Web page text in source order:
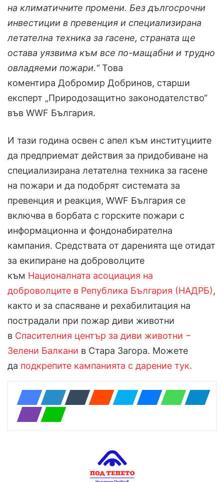
на климатичните промени. Без дългосрочни
инвестиции в превенция и специализирана
летателна техника за гасене, страната ще
остава уязвима към все по-мащабни и трудно
овладяеми пожари.“Това
коментира Добромир Добринов, старши
експерт „Природозащитно законодателство“
във WWF България.
И тази година освен с апел към институциите
да предприемат действия за придобиване на
специализирана летателна техника за гасене
на пожари и да подобрят системата за
превенция и реакция, WWF България се
включва в борбата с горските пожари с
информационна и фондонабирателна
кампания. Средствата от даренията ще отидат
за екипиране на доброволците
към Националната асоциация на
доброволците в Република България (НАДРБ),
както и за спасяване и рехабилитация на
пострадали при пожар диви животни
в Спасителния център за диви животни −
Зелени Балкани в Стара Загора. Можете
да подкрепите кампанията с дарение тук.